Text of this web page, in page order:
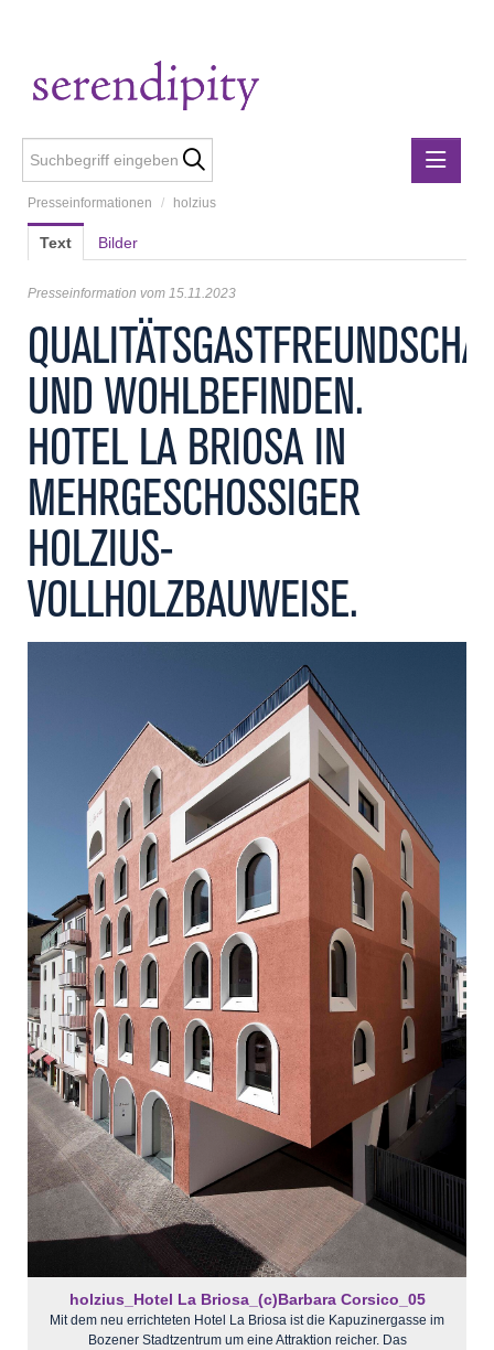
Presseinformationen
Lebensmittelgewerbe
holzius
m3-ZT Ziviltechniker
Metalltechnische Industrie
Rubner
Rubner Haus
Wirtschaft Niederösterreich
Media
Kontakt
Presseinformationen / holzius
Text Bilder
Presseinformation vom 15.11.2023
UND WOHLBEFINDEN.
HOTEL LA BRIOSA IN
MEHRGESCHOSSIGER
HOLZIUS-
VOLLHOLZBAUWEISE.
holzius_Hotel La Briosa_(c)Barbara Corsico_05
Mit dem neu errichteten Hotel La Briosa ist die Kapuzinergasse im
Bozener Stadtzentrum um eine Attraktion reicher. Das